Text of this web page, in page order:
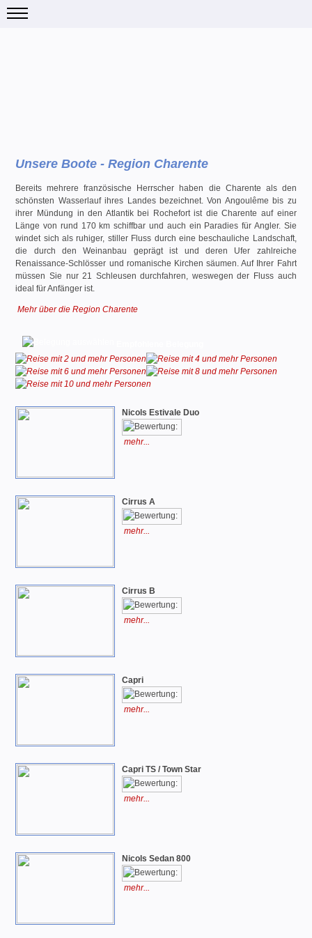
Unsere Boote - Region Charente
Bereits mehrere französische Herrscher haben die Charente als den
schönsten Wasserlauf ihres Landes bezeichnet. Von Angoulême bis zu
ihrer Mündung in den Atlantik bei Rochefort ist die Charente auf einer
Länge von rund 170 km schiffbar und auch ein Paradies für Angler. Sie
windet sich als ruhiger, stiller Fluss durch eine beschauliche Landschaft,
die durch den Weinanbau geprägt ist und deren Ufer zahlreiche
Renaissance-Schlösser und romanische Kirchen säumen. Auf Ihrer Fahrt
müssen Sie nur 21 Schleusen durchfahren, weswegen der Fluss auch
ideal für Anfänger ist.
Mehr über die Region Charente
Nicols Estivale Duo
mehr...
Cirrus A
mehr...
Cirrus B
mehr...
Capri
mehr...
Capri TS / Town Star
mehr...
Nicols Sedan 800
mehr...